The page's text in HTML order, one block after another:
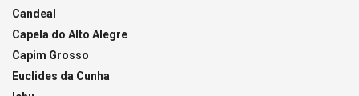
Candeal
Capela do Alto Alegre
Capim Grosso
Euclides da Cunha